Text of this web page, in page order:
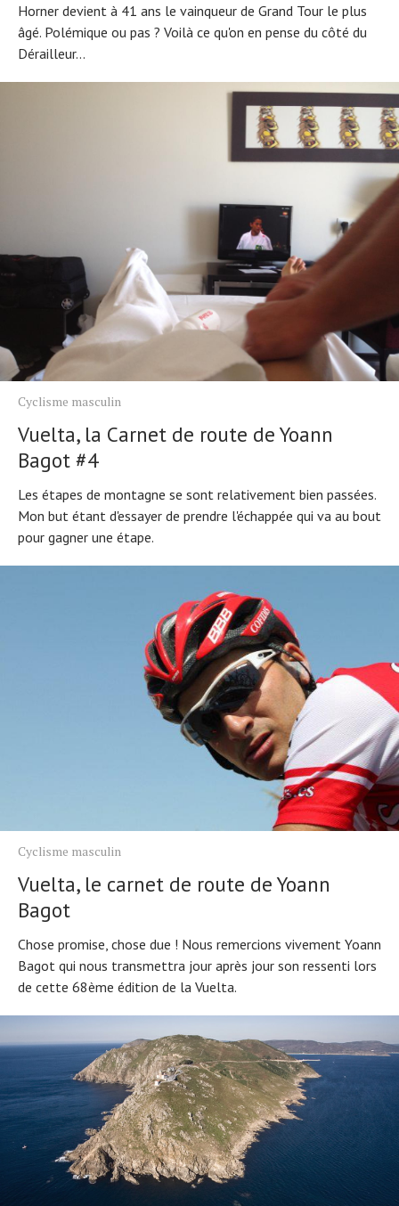
Horner devient à 41 ans le vainqueur de Grand Tour le plus
âgé. Polémique ou pas ? Voilà ce qu'on en pense du côté du
Dérailleur...
Cyclisme masculin
Vuelta, la Carnet de route de Yoann
Bagot #4
Les étapes de montagne se sont relativement bien passées.
Mon but étant d'essayer de prendre l'échappée qui va au bout
pour gagner une étape.
Cyclisme masculin
Vuelta, le carnet de route de Yoann
Bagot
Chose promise, chose due ! Nous remercions vivement Yoann
Bagot qui nous transmettra jour après jour son ressenti lors
de cette 68ème édition de la Vuelta.